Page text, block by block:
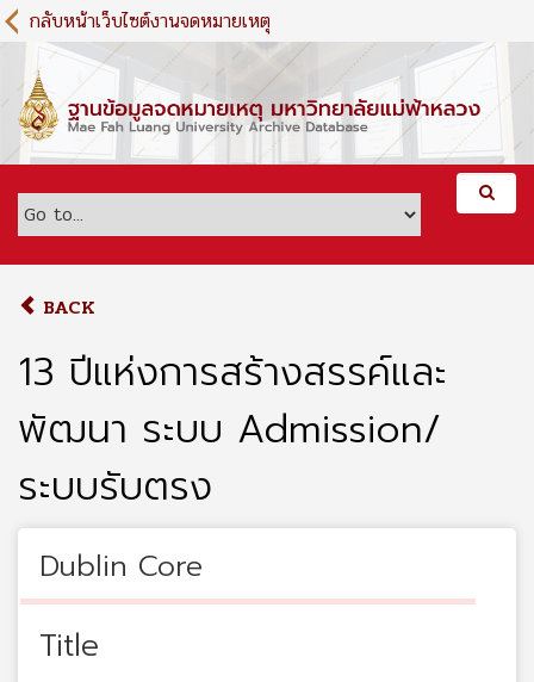
S
k
m
c
กลับหน้าเว็บไซต์งานจดหมายเหตุ
BACK
13 ปีแห่งการสร้างสรรค์และ
พัฒนา ระบบ Admission/
ระบบรับตรง
Dublin Core
Title